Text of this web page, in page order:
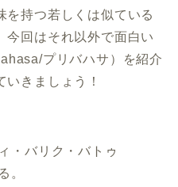
を持つ若しくは似ている
今回はそれ以外で面白い
プリバハサ）を紹介
いきましょう！
・バリク・バトゥ
。